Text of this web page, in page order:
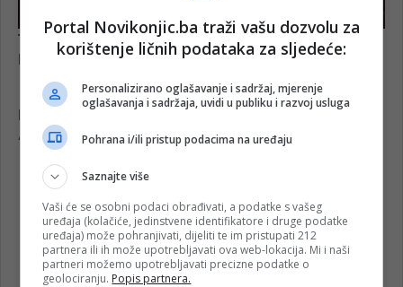
Portal Novikonjic.ba traži vašu dozvolu za
korištenje ličnih podataka za sljedeće:
Personalizirano oglašavanje i sadržaj, mjerenje
oglašavanja i sadržaja, uvidi u publiku i razvoj usluga
Pohrana i/ili pristup podacima na uređaju
Saznajte više
Vaši će se osobni podaci obrađivati, a podatke s vašeg
uređaja (kolačiće, jedinstvene identifikatore i druge podatke
uređaja) može pohranjivati, dijeliti te im pristupati 212
partnera ili ih može upotrebljavati ova web-lokacija. Mi i naši
partneri možemo upotrebljavati precizne podatke o
geolociranju. Popis partnera.